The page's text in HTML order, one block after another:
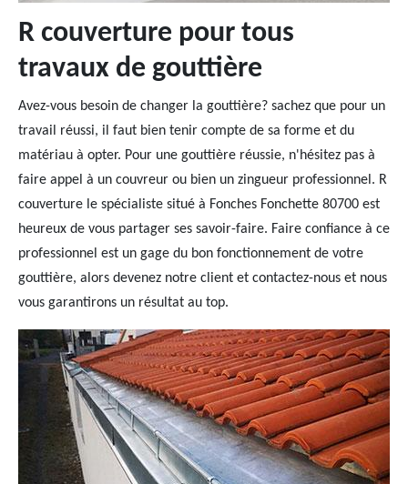
R couverture pour tous
travaux de gouttière
Avez-vous besoin de changer la gouttière? sachez que pour un
travail réussi, il faut bien tenir compte de sa forme et du
matériau à opter. Pour une gouttière réussie, n'hésitez pas à
faire appel à un couvreur ou bien un zingueur professionnel. R
couverture le spécialiste situé à Fonches Fonchette 80700 est
heureux de vous partager ses savoir-faire. Faire confiance à ce
professionnel est un gage du bon fonctionnement de votre
gouttière, alors devenez notre client et contactez-nous et nous
vous garantirons un résultat au top.